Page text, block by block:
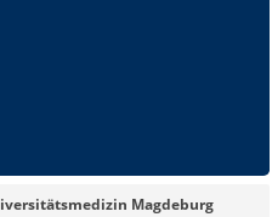
Magdeburg